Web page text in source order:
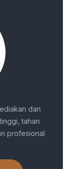
dan
tahan
profesional